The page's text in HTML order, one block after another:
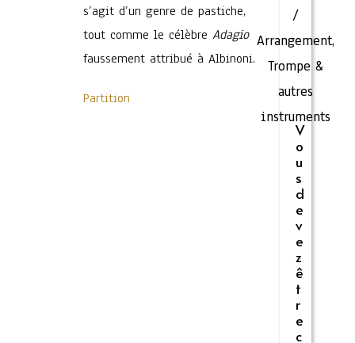
s’agit d’un genre de pastiche,
tout comme le célèbre Adagio
faussement attribué à Albinoni.
Partition
/
Arrangement,
Trompe &
autres
instruments
V
o
u
s
d
e
v
e
z
ê
t
r
e
c